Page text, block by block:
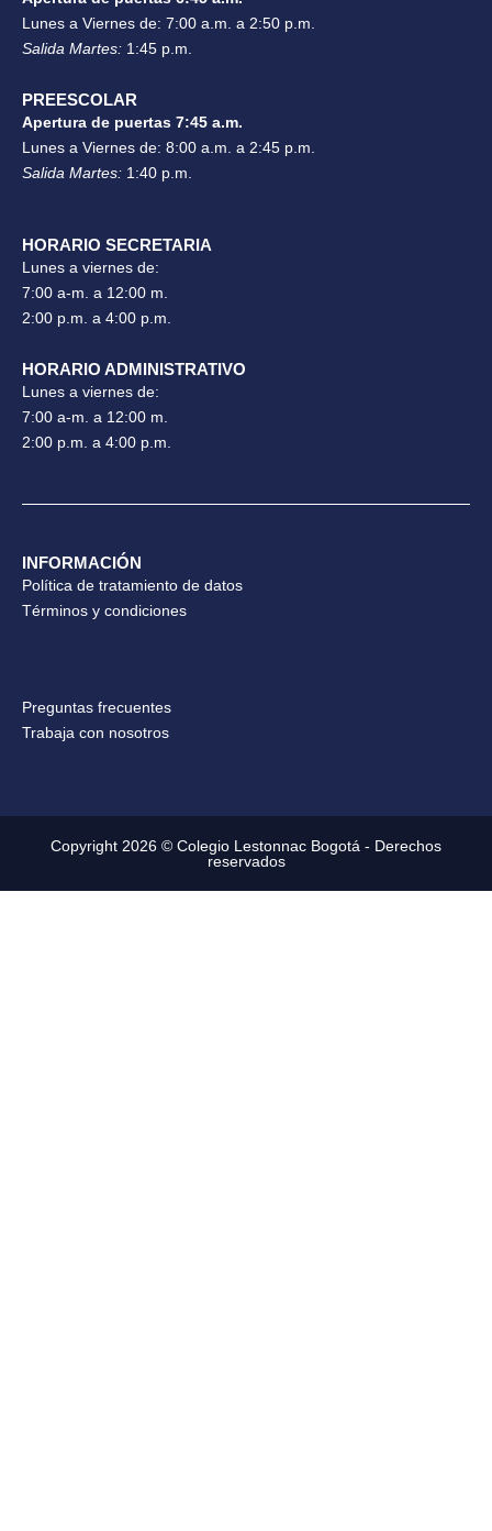
Lunes a Viernes de: 7:00 a.m. a 2:50 p.m.
Salida Martes: 1:45 p.m.
PREESCOLAR
Apertura de puertas 7:45 a.m.
Lunes a Viernes de: 8:00 a.m. a 2:45 p.m.
Salida Martes: 1:40 p.m.
HORARIO SECRETARIA
Lunes a viernes de:
7:00 a-m. a 12:00 m.
2:00 p.m. a 4:00 p.m.
HORARIO ADMINISTRATIVO
Lunes a viernes de:
7:00 a-m. a 12:00 m.
2:00 p.m. a 4:00 p.m.
INFORMACIÓN
Política de tratamiento de datos
Términos y condiciones
Preguntas frecuentes
Trabaja con nosotros
Copyright 2026 © Colegio Lestonnac Bogotá - Derechos
reservados